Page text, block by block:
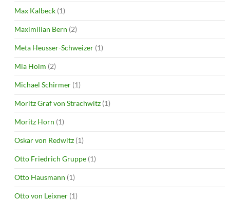
Max Kalbeck (1)
Maximilian Bern (2)
Meta Heusser-Schweizer (1)
Mia Holm (2)
Michael Schirmer (1)
Moritz Graf von Strachwitz (1)
Moritz Horn (1)
Oskar von Redwitz (1)
Otto Friedrich Gruppe (1)
Otto Hausmann (1)
Otto von Leixner (1)